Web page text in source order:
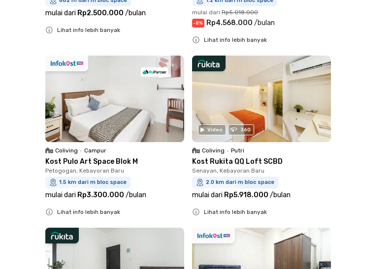
mulai dari Rp2.500.000 /bulan
Lihat info lebih banyak
mulai dari Rp5.018.000
-8% Rp4.568.000 /bulan
Lihat info lebih banyak
Coliving • Campur
Kost Pulo Art Space Blok M
Petogogan, Kebayoran Baru
1.5 km dari m bloc space
mulai dari Rp3.300.000 /bulan
Lihat info lebih banyak
Video 360
Coliving • Putri
Kost Rukita QQ Loft SCBD
Senayan, Kebayoran Baru
2.0 km dari m bloc space
mulai dari Rp5.918.000 /bulan
Lihat info lebih banyak